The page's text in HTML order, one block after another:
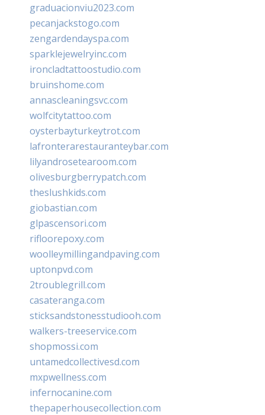
graduacionviu2023.com
pecanjackstogo.com
zengardendayspa.com
sparklejewelryinc.com
ironcladtattoostudio.com
bruinshome.com
annascleaningsvc.com
wolfcitytattoo.com
oysterbayturkeytrot.com
lafronterarestauranteybar.com
lilyandrosetearoom.com
olivesburgberrypatch.com
theslushkids.com
giobastian.com
glpascensori.com
rifloorepoxy.com
woolleymillingandpaving.com
uptonpvd.com
2troublegrill.com
casateranga.com
sticksandstonesstudiooh.com
walkers-treeservice.com
shopmossi.com
untamedcollectivesd.com
mxpwellness.com
infernocanine.com
thepaperhousecollection.com